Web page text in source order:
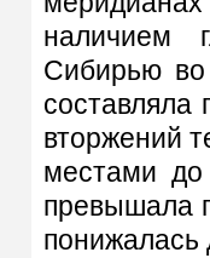
наличием
Сибирью во
вторжений
местами
превышала